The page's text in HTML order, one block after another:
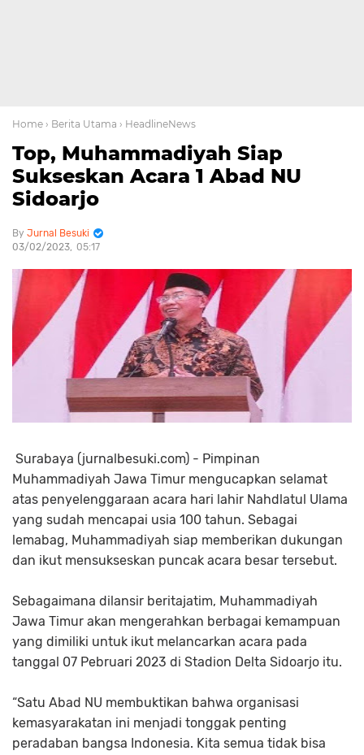
Home › Berita Utama › HeadlineNews
Top, Muhammadiyah Siap
Sukseskan Acara 1 Abad NU
Sidoarjo
Jurnal Besuki
03/02/2023 05:17
Surabaya (jurnalbesuki.com) - Pimpinan
Muhammadiyah Jawa Timur mengucapkan selamat
atas penyelenggaraan acara hari lahir Nahdlatul Ulama
yang sudah mencapai usia 100 tahun. Sebagai
lemabag, Muhammadiyah siap memberikan dukungan
dan ikut mensukseskan puncak acara besar tersebut.
Sebagaimana dilansir beritajatim, Muhammadiyah
Jawa Timur akan mengerahkan berbagai kemampuan
yang dimiliki untuk ikut melancarkan acara pada
tanggal 07 Pebruari 2023 di Stadion Delta Sidoarjo itu.
“Satu Abad NU membuktikan bahwa organisasi
kemasyarakatan ini menjadi tonggak penting
peradaban bangsa Indonesia. Kita semua tidak bisa